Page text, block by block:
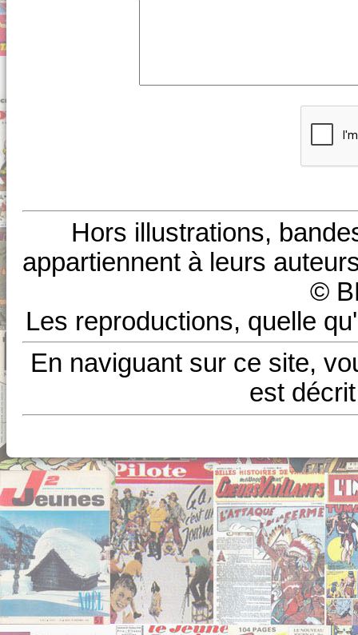
Hors illustrations,
appartiennent à leurs
©
Les reproductions, quelle
En naviguant sur ce site,
est